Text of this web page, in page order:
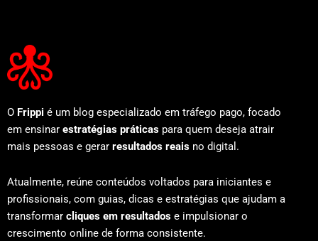
O Frippi é um blog especializado em tráfego pago, focado
em ensinar estratégias práticas para quem deseja atrair
mais pessoas e gerar resultados reais no digital.
Atualmente, reúne conteúdos voltados para iniciantes e
profissionais, com guias, dicas e estratégias que ajudam a
transformar cliques em resultados e impulsionar o
crescimento online de forma consistente.